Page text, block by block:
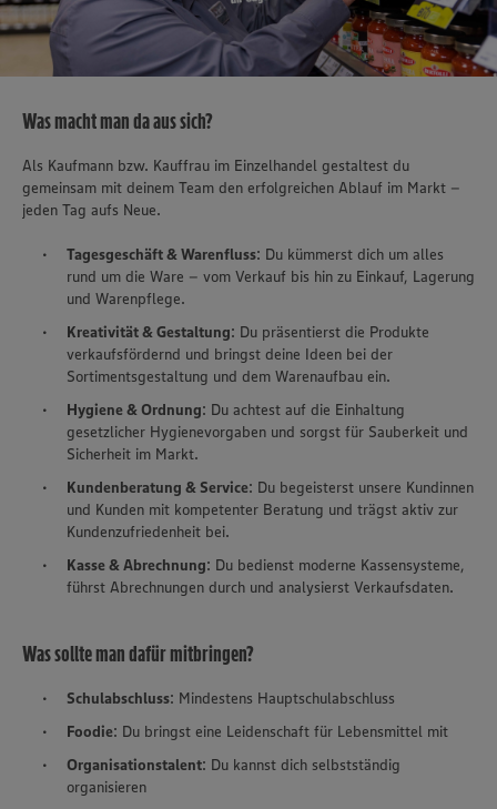
Was macht man da aus sich?
Als Kaufmann bzw. Kauffrau im Einzelhandel gestaltest du
gemeinsam mit deinem Team den erfolgreichen Ablauf im Markt –
jeden Tag aufs Neue.
Tagesgeschäft & Warenfluss: Du kümmerst dich um alles
rund um die Ware – vom Verkauf bis hin zu Einkauf, Lagerung
und Warenpflege.
Kreativität & Gestaltung: Du präsentierst die Produkte
verkaufsfördernd und bringst deine Ideen bei der
Sortimentsgestaltung und dem Warenaufbau ein.
Hygiene & Ordnung: Du achtest auf die Einhaltung
gesetzlicher Hygienevorgaben und sorgst für Sauberkeit und
Sicherheit im Markt.
Kundenberatung & Service: Du begeisterst unsere Kundinnen
und Kunden mit kompetenter Beratung und trägst aktiv zur
Kundenzufriedenheit bei.
Kasse & Abrechnung: Du bedienst moderne Kassensysteme,
führst Abrechnungen durch und analysierst Verkaufsdaten.
Was sollte man dafür mitbringen?
Schulabschluss: Mindestens Hauptschulabschluss
Foodie: Du bringst eine Leidenschaft für Lebensmittel mit
Organisationstalent: Du kannst dich selbstständig
organisieren